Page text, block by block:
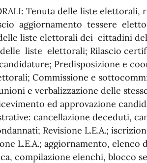
Tenuta delle liste elettorali,
aggiornamento tessere
liste elettorali dei cittadini
liste elettorali; Rilascio
Predisposizione e
Commissione e
e verbalizzazione delle
ed approvazione
cancellazione deceduti,
Revisione L.E.A.;
L.E.A.; aggiornamento, elenco
compilazione elenchi, blocco